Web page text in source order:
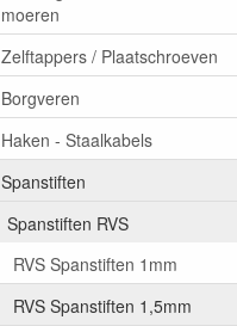
moeren
Zelftappers / Plaatschroeven
Borgveren
Haken - Staalkabels
Spanstiften
Spanstiften RVS
RVS Spanstiften 1mm
RVS Spanstiften 1,5mm